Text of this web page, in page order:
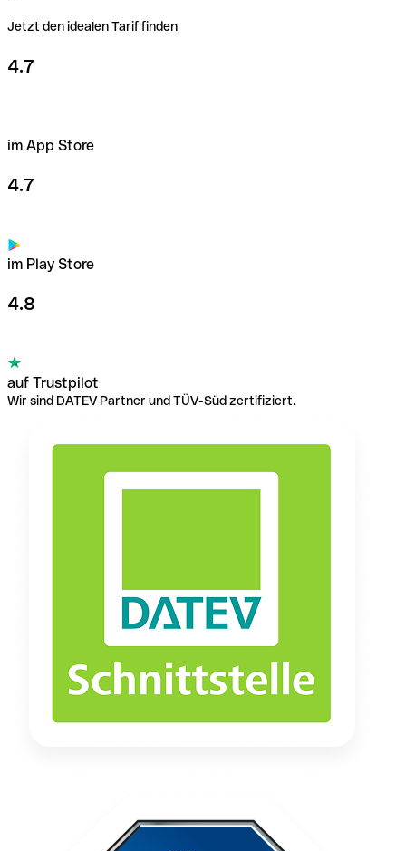
Jetzt den idealen Tarif finden
4.7
im App Store
4.7
im Play Store
4.8
auf Trustpilot
Wir sind DATEV Partner und TÜV-Süd zertifiziert.